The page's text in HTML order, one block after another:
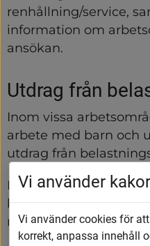
renhållning/service,
information om
ansökan.
Utdrag från
Inom vissa
arbete med barn och
utdrag från
I utdraget står det om
brott som gör att
med barn och unga.
Vi använder kakor
Vi använder cookies för
korrekt, anpassa innehåll